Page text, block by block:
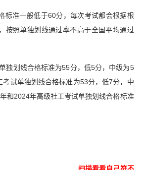
标准一般低于60分，每次考试都会根据根
按照单独划线通过率不高于全国平均通过
独划线合格标准为55分，低5分，中级为5
考试单独划线合格标准为53分，低7分，中
和2024年高级社工考试单独划线合格标准
扫描看看自己符不